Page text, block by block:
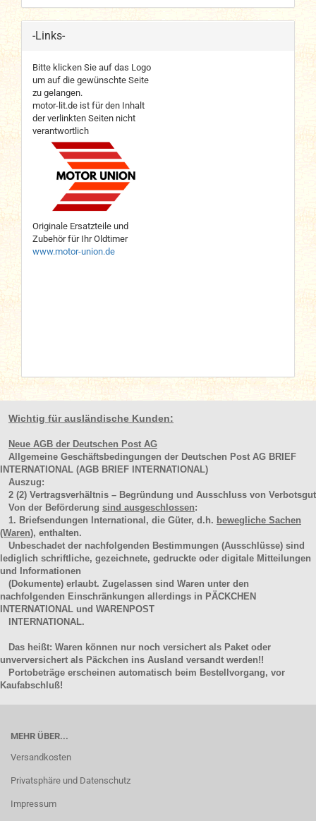
-Links-
Bitte klicken Sie auf das Logo
um auf die gewünschte Seite
zu gelangen.
motor-lit.de ist für den Inhalt
der verlinkten Seiten nicht
verantwortlich
Originale Ersatzteile und
Zubehör für Ihr Oldtimer
www.motor-union.de
Wichtig für ausländische Kunden:
Neue AGB der Deutschen Post AG
Allgemeine Geschäftsbedingungen der Deutschen Post AG BRIEF
INTERNATIONAL (AGB BRIEF INTERNATIONAL)
Auszug:
2 (2) Vertragsverhältnis – Begründung und Ausschluss von Verbotsgut
Von der Beförderung sind ausgeschlossen:
1. Briefsendungen International, die Güter, d.h. bewegliche Sachen
(Waren), enthalten.
Unbeschadet der nachfolgenden Bestimmungen (Ausschlüsse) sind
lediglich schriftliche, gezeichnete, gedruckte oder digitale Mitteilungen
und Informationen
(Dokumente) erlaubt. Zugelassen sind Waren unter den
nachfolgenden Einschränkungen allerdings in PÄCKCHEN
INTERNATIONAL und WARENPOST
INTERNATIONAL.
Das heißt: Waren können nur noch versichert als Paket oder
unverversichert als Päckchen ins Ausland versandt werden!!
Portobeträge erscheinen automatisch beim Bestellvorgang, vor
Kaufabschluß!
MEHR ÜBER...
Versandkosten
Privatsphäre und Datenschutz
Impressum